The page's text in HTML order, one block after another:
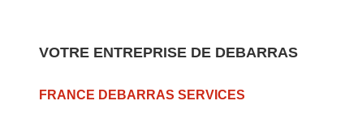
VOTRE ENTREPRISE DE DEBARRAS
FRANCE DEBARRAS SERVICES